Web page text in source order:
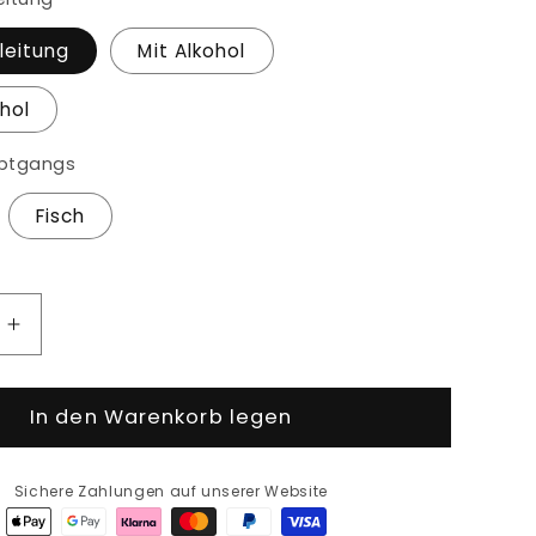
Mit Alkohol
Fisch
Erhöhe
die
Menge
für
Kochbox
&quot;MIDWEEK&quot;
-
In den Warenkorb legen
Sichere Zahlungen auf unserer Website